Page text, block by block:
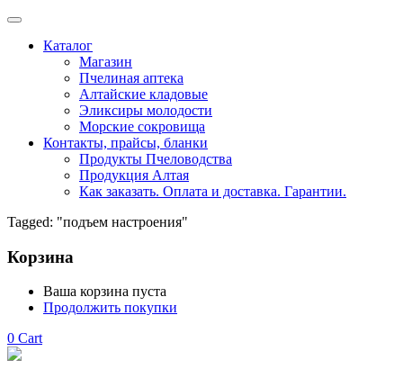
Каталог
Магазин
Пчелиная аптека
Алтайские кладовые
Эликсиры молодости
Морские сокровища
Контакты, прайсы, бланки
Продукты Пчеловодства
Продукция Алтая
Как заказать. Оплата и доставка. Гарантии.
Tagged: "подъем настроения"
Корзина
Ваша корзина пуста
Продолжить покупки
0 Cart